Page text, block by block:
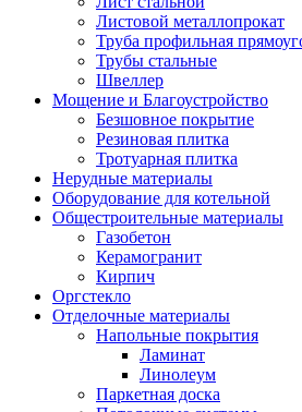
Листовой металлопрокат
Труба профильная
Трубы стальные
Швеллер
Мощение и Благоустройство
Безшовное покрытие
Резиновая плитка
Тротуарная плитка
Нерудные материалы
Оборудование для котельной
Общестроительные материалы
Газобетон
Керамогранит
Кирпич
Оргстекло
Отделочные материалы
Напольные покрытия
Ламинат
Линолеум
Паркетная доска